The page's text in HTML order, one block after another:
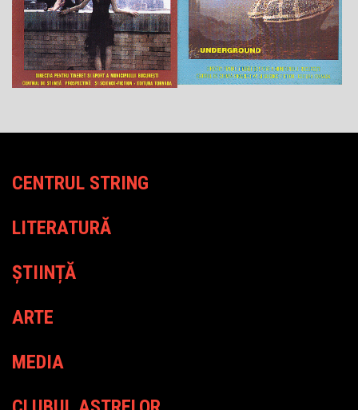
CENTRUL STRING
LITERATURĂ
ȘTIINȚĂ
ARTE
MEDIA